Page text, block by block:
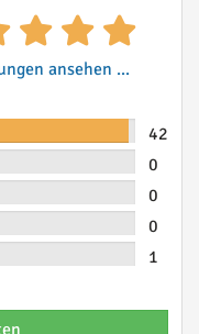
ansehen ...
42
0
0
0
1